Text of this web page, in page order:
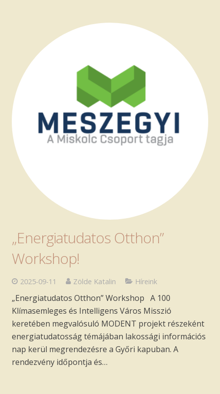
„Energiatudatos Otthon”
Workshop!
2025-09-11 Zölde Katalin Híreink
„Energiatudatos Otthon” Workshop A 100
Klímasemleges és Intelligens Város Misszió
keretében megvalósuló MODENT projekt részeként
energiatudatosság témájában lakossági információs
nap kerül megrendezésre a Győri kapuban. A
rendezvény időpontja és…